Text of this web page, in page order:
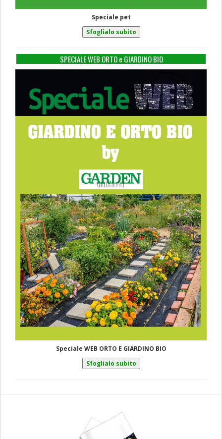
Speciale pet
SPECIALE WEB ORTO e GIARDINO BIO
Speciale WEB ORTO E GIARDINO BIO